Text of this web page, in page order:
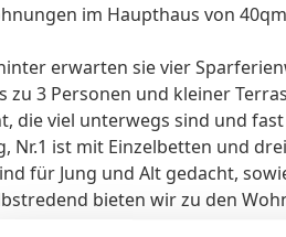
im Haupthaus von
erwarten sie vier
zu 3 Personen und kleiner
die viel unterwegs sind und
Nr.1 ist mit Einzelbetten und
für Jung und Alt gedacht,
bieten wir zu den